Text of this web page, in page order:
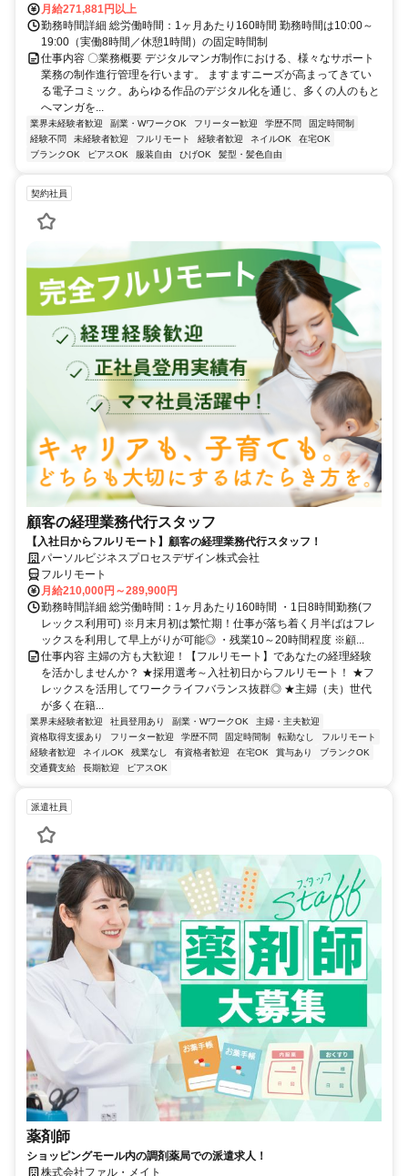
月給271,881円以上
勤務時間詳細 総労働時間：1ヶ月あたり160時間 勤務時間は10:00～
19:00（実働8時間／休憩1時間）の固定時間制
仕事内容 〇業務概要 デジタルマンガ制作における、様々なサポート
業務の制作進行管理を行います。 ますますニーズが高まってきてい
る電子コミック。あらゆる作品のデジタル化を通じ、多くの人のもと
へマンガを...
業界未経験者歓迎 副業・WワークOK フリーター歓迎 学歴不問
固定時間制
経験不問
未経験者歓迎 フルリモート 経験者歓迎 ネイルOK
在宅OK
ブランクOK
ピアスOK 服装自由 ひげOK 髪型・髪色自由
契約社員
顧客の経理業務代行スタッフ
【入社日からフルリモート】顧客の経理業務代行スタッフ！
パーソルビジネスプロセスデザイン株式会社
フルリモート
月給210,000円～289,900円
勤務時間詳細 総労働時間：1ヶ月あたり160時間 ・1日8時間勤務(フ
レックス利用可) ※月末月初は繁忙期！仕事が落ち着く月半ばはフレ
ックスを利用して早上がりが可能◎ ・残業10～20時間程度 ※顧...
仕事内容 主婦の方も大歓迎！【フルリモート】であなたの経理経験
を活かしませんか？ ★採用選考～入社初日からフルリモート！ ★フ
レックスを活用してワークライフバランス抜群◎ ★主婦（夫）世代
が多く在籍...
業界未経験者歓迎 社員登用あり 副業・WワークOK
主婦・主夫歓迎
資格取得支援あり
フリーター歓迎 学歴不問 固定時間制 転勤なし
フルリモート
経験者歓迎
ネイルOK 残業なし 有資格者歓迎 在宅OK 賞与あり
ブランクOK
交通費支給
長期歓迎 ピアスOK
派遣社員
薬剤師
ショッピングモール内の調剤薬局での派遣求人！
株式会社ファル・メイト